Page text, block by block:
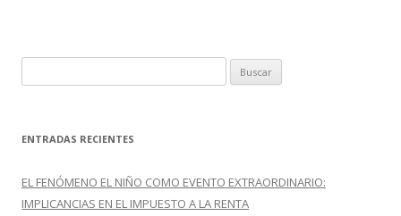
u
c
r
:
ENTRADAS RECIENTES
EL FENÓMENO EL NIÑO COMO EVENTO EXTRAORDINARIO:
IMPLICANCIAS EN EL IMPUESTO A LA RENTA